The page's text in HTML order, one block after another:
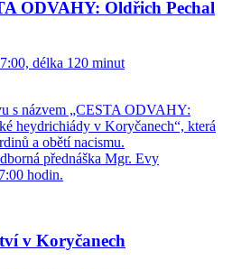
ODVAHY: Oldřich Pechal
délka 120 minut
s názvem „CESTA ODVAHY:
heydrichiády v Koryčanech“, která
a obětí nacismu.
přednáška Mgr. Evy
hodin.
v Koryčanech